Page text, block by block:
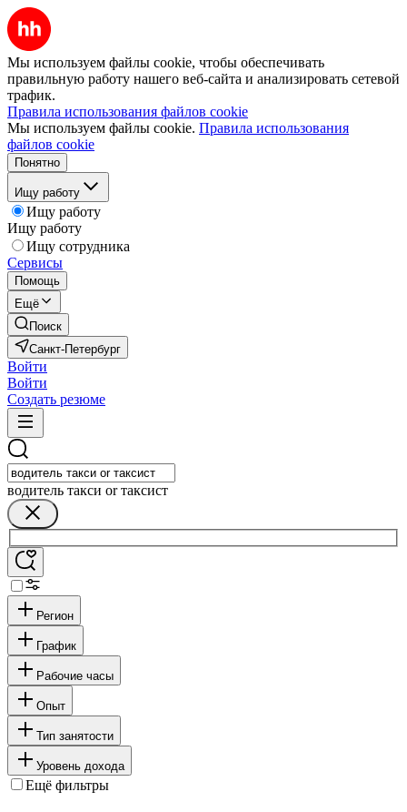
Мы используем файлы cookie, чтобы обеспечивать
правильную работу нашего веб-сайта и анализировать сетевой
трафик.
Правила использования файлов cookie
Мы используем файлы cookie. Правила использования
файлов cookie
Понятно
Ищу работу
Ищу работу
Ищу работу
Ищу сотрудника
Сервисы
Помощь
Ещё
Поиск
Санкт-Петербург
Войти
Войти
Создать резюме
водитель такси or таксист
Регион
График
Рабочие часы
Опыт
Тип занятости
Уровень дохода
Ещё фильтры